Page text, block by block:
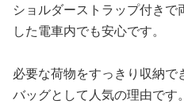
ショルダーストラップ付き
した電車内でも安心です。
必要な荷物をすっきり収納
バッグとして人気の理由です。